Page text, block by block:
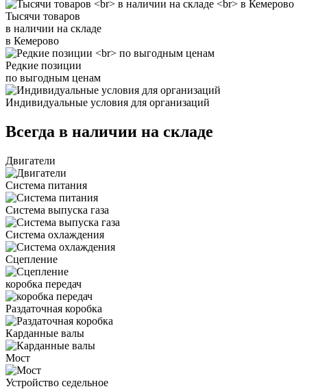
Тысячи товаров
в наличии на складе
в Кемерово
Редкие позиции
по выгодным ценам
Индивидуальные условия для организаций
Всегда в наличии на складе
Двигатели
Система питания
Система выпуска газа
Система охлаждения
Сцепление
коробка передач
Раздаточная коробка
Карданные валы
Мост
Устройство седельное